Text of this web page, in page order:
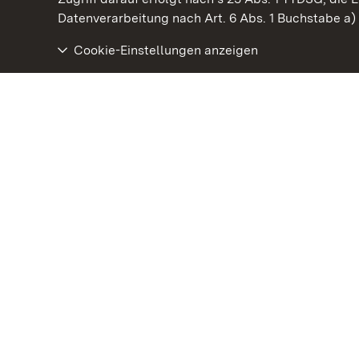
Datenverarbeitung nach Art. 6 Abs. 1 Buchstabe a)
Cookie-Einstellungen anzeigen